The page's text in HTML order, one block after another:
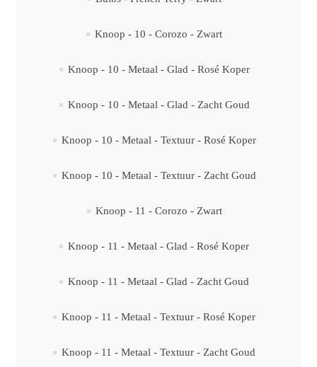
Knoop - 10 - Corozo - Zwart
Knoop - 10 - Metaal - Glad - Rosé Koper
Knoop - 10 - Metaal - Glad - Zacht Goud
Knoop - 10 - Metaal - Textuur - Rosé Koper
Knoop - 10 - Metaal - Textuur - Zacht Goud
Knoop - 11 - Corozo - Zwart
Knoop - 11 - Metaal - Glad - Rosé Koper
Knoop - 11 - Metaal - Glad - Zacht Goud
Knoop - 11 - Metaal - Textuur - Rosé Koper
Knoop - 11 - Metaal - Textuur - Zacht Goud